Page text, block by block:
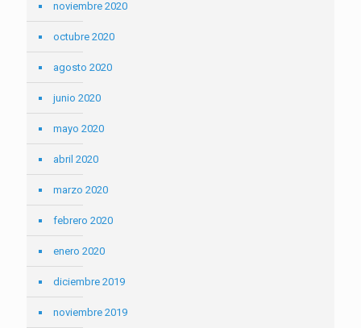
noviembre 2020
octubre 2020
agosto 2020
junio 2020
mayo 2020
abril 2020
marzo 2020
febrero 2020
enero 2020
diciembre 2019
noviembre 2019